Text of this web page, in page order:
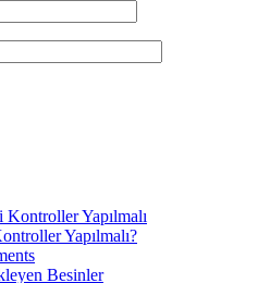
Yapılmalı?